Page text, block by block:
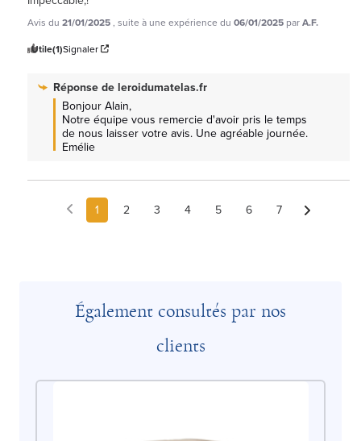
Avis du 21/01/2025, suite à une expérience du 06/01/2025 parA.F.
Utile(1)Signaler
Réponse de leroidumatelas.fr
Bonjour Alain,
Notre équipe vous remercie d'avoir pris le temps
de nous laisser votre avis. Une agréable journée.
Emélie
1 2 3 4 5 6 7
Également consultés par nos
clients